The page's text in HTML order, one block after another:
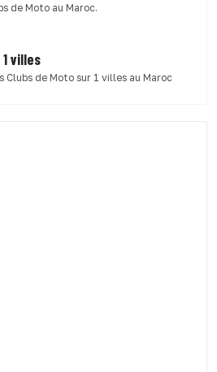
de Moto au Maroc.
villes
Clubs de Moto sur 1 villes au Maroc